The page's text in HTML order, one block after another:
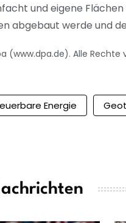
und eigene
abgebaut werde und
(www.dpa.de). Alle Rechte
Energie